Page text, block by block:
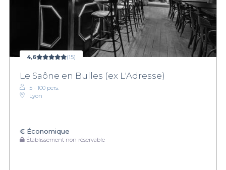
4,6 (15)
Le Saône en Bulles (ex L'Adresse)
5 - 100 pers.
Lyon
€ Économique
Établissement non réservable